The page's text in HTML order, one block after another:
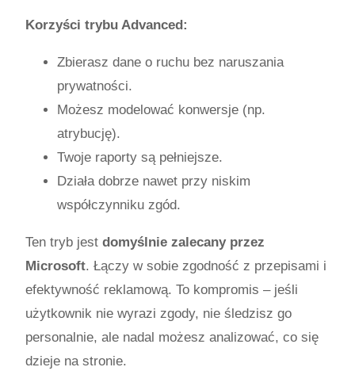
Korzyści trybu Advanced:
Zbierasz dane o ruchu bez naruszania
prywatności.
Możesz modelować konwersje (np.
atrybucję).
Twoje raporty są pełniejsze.
Działa dobrze nawet przy niskim
współczynniku zgód.
Ten tryb jest domyślnie zalecany przez
Microsoft. Łączy w sobie zgodność z przepisami i
efektywność reklamową. To kompromis – jeśli
użytkownik nie wyrazi zgody, nie śledzisz go
personalnie, ale nadal możesz analizować, co się
dzieje na stronie.